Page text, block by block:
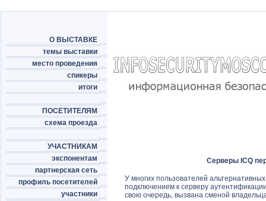
О ВЫСТАВКЕ
темы выставки
место проведения
спикеры
итоги
ПОСЕТИТЕЛЯМ
схема проезда
УЧАСТНИКАМ
экспонентам
партнерская сеть
профиль посетителей
участники
Серверы ICQ
У многих пользователей
подключением к серверу
свою очередь, вызвана сменой